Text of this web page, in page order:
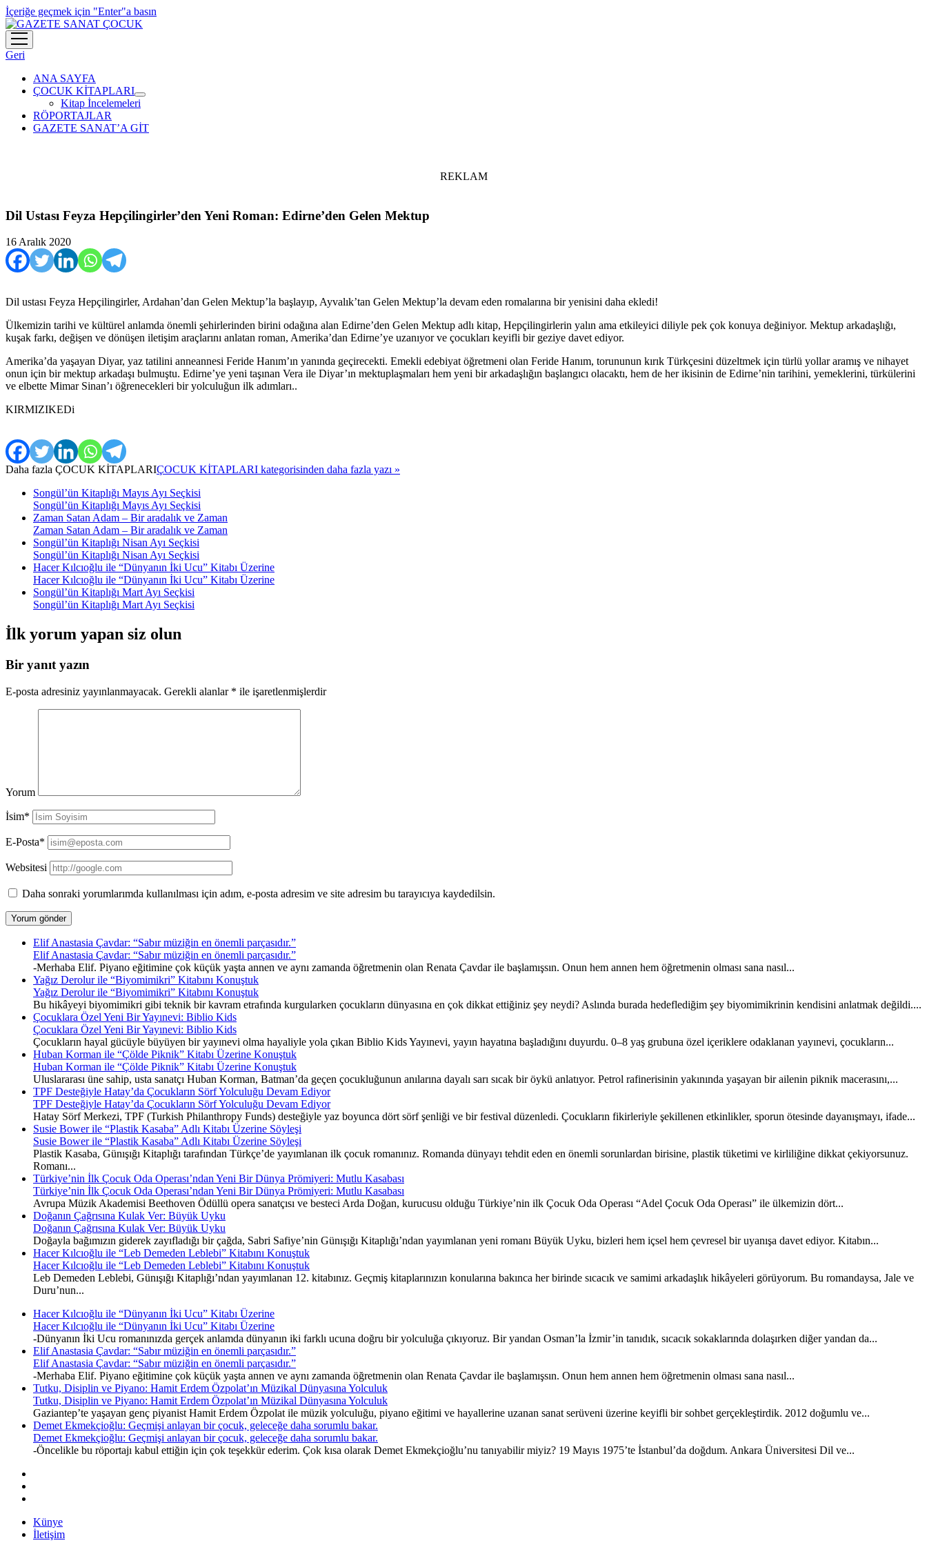
İçeriğe geçmek için "Enter"a basın
menüyü
aç
Geri
ANA SAYFA
ÇOCUK KİTAPLARI
menüyü
aç
Kitap İncelemeleri
RÖPORTAJLAR
GAZETE SANAT’A GİT
REKLAM
Dil Ustası Feyza Hepçilingirler’den Yeni Roman: Edirne’den Gelen Mektup
16 Aralık 2020
Dil ustası Feyza Hepçilingirler, Ardahan’dan Gelen Mektup’la başlayıp, Ayvalık’tan Gelen Mektup’la devam eden romalarına bir yenisini daha ekledi!
Ülkemizin tarihi ve kültürel anlamda önemli şehirlerinden birini odağına alan Edirne’den Gelen Mektup adlı kitap, Hepçilingirlerin yalın ama etkileyici diliyle pek çok konuya değiniyor. Mektup arkadaşlığı,
kuşak farkı, değişen ve dönüşen iletişim araçlarını anlatan roman, Amerika’dan Edirne’ye uzanıyor ve çocukları keyifli bir geziye davet ediyor.
Amerika’da yaşayan Diyar, yaz tatilini anneannesi Feride Hanım’ın yanında geçirecekti. Emekli edebiyat öğretmeni olan Feride Hanım, torununun kırık Türkçesini düzeltmek için türlü yollar aramış ve nihayet
onun için bir mektup arkadaşı bulmuştu. Edirne’ye yeni taşınan Vera ile Diyar’ın mektuplaşmaları hem yeni bir arkadaşlığın başlangıcı olacaktı, hem de her ikisinin de Edirne’nin tarihini, yemeklerini, türkülerini
ve elbette Mimar Sinan’ı öğrenecekleri bir yolculuğun ilk adımları..
KIRMIZIKEDi
Daha fazla ÇOCUK KİTAPLARIÇOCUK KİTAPLARI kategorisinden daha fazla yazı »
Songül’ün Kitaplığı Mayıs Ayı Seçkisi
Songül’ün Kitaplığı Mayıs Ayı Seçkisi
Zaman Satan Adam – Bir aradalık ve Zaman
Zaman Satan Adam – Bir aradalık ve Zaman
Songül’ün Kitaplığı Nisan Ayı Seçkisi
Songül’ün Kitaplığı Nisan Ayı Seçkisi
Hacer Kılcıoğlu ile “Dünyanın İki Ucu” Kitabı Üzerine
Hacer Kılcıoğlu ile “Dünyanın İki Ucu” Kitabı Üzerine
Songül’ün Kitaplığı Mart Ayı Seçkisi
Songül’ün Kitaplığı Mart Ayı Seçkisi
İlk yorum yapan siz olun
Bir yanıt yazın
E-posta adresiniz yayınlanmayacak. Gerekli alanlar * ile işaretlenmişlerdir
Yorum
İsim*
E-Posta*
Websitesi
Daha sonraki yorumlarımda kullanılması için adım, e-posta adresim ve site adresim bu tarayıcıya kaydedilsin.
Elif Anastasia Çavdar: “Sabır müziğin en önemli parçasıdır.”
Elif Anastasia Çavdar: “Sabır müziğin en önemli parçasıdır.”
-Merhaba Elif. Piyano eğitimine çok küçük yaşta annen ve aynı zamanda öğretmenin olan Renata Çavdar ile başlamışsın. Onun hem annen hem öğretmenin olması sana nasıl...
Yağız Derolur ile “Biyomimikri” Kitabını Konuştuk
Yağız Derolur ile “Biyomimikri” Kitabını Konuştuk
Bu hikâyeyi biyomimikri gibi teknik bir kavram etrafında kurgularken çocukların dünyasına en çok dikkat ettiğiniz şey neydi? Aslında burada hedeflediğim şey biyomimikrinin kendisini anlatmak değildi....
Çocuklara Özel Yeni Bir Yayınevi: Biblio Kids
Çocuklara Özel Yeni Bir Yayınevi: Biblio Kids
Çocukların hayal gücüyle büyüyen bir yayınevi olma hayaliyle yola çıkan Biblio Kids Yayınevi, yayın hayatına başladığını duyurdu. 0–8 yaş grubuna özel içeriklere odaklanan yayınevi, çocukların...
Huban Korman ile “Çölde Piknik” Kitabı Üzerine Konuştuk
Huban Korman ile “Çölde Piknik” Kitabı Üzerine Konuştuk
Uluslararası üne sahip, usta sanatçı Huban Korman, Batman’da geçen çocukluğunun anılarına dayalı sarı sıcak bir öykü anlatıyor. Petrol rafinerisinin yakınında yaşayan bir ailenin piknik macerasını,...
TPF Desteğiyle Hatay’da Çocukların Sörf Yolculuğu Devam Ediyor
TPF Desteğiyle Hatay’da Çocukların Sörf Yolculuğu Devam Ediyor
Hatay Sörf Merkezi, TPF (Turkish Philanthropy Funds) desteğiyle yaz boyunca dört sörf şenliği ve bir festival düzenledi. Çocukların fikirleriyle şekillenen etkinlikler, sporun ötesinde dayanışmayı, ifade...
Susie Bower ile “Plastik Kasaba” Adlı Kitabı Üzerine Söyleşi
Susie Bower ile “Plastik Kasaba” Adlı Kitabı Üzerine Söyleşi
Plastik Kasaba, Günışığı Kitaplığı tarafından Türkçe’de yayımlanan ilk çocuk romanınız. Romanda dünyayı tehdit eden en önemli sorunlardan birisine, plastik tüketimi ve kirliliğine dikkat çekiyorsunuz.
Romanı...
Türkiye’nin İlk Çocuk Oda Operası’ndan Yeni Bir Dünya Prömiyeri: Mutlu Kasabası
Türkiye’nin İlk Çocuk Oda Operası’ndan Yeni Bir Dünya Prömiyeri: Mutlu Kasabası
Avrupa Müzik Akademisi Beethoven Ödüllü opera sanatçısı ve besteci Arda Doğan, kurucusu olduğu Türkiye’nin ilk Çocuk Oda Operası “Adel Çocuk Oda Operası” ile ülkemizin dört...
Doğanın Çağrısına Kulak Ver: Büyük Uyku
Doğanın Çağrısına Kulak Ver: Büyük Uyku
Doğayla bağımızın giderek zayıfladığı bir çağda, Sabri Safiye’nin Günışığı Kitaplığı’ndan yayımlanan yeni romanı Büyük Uyku, bizleri hem içsel hem çevresel bir uyanışa davet ediyor. Kitabın...
Hacer Kılcıoğlu ile “Leb Demeden Leblebi” Kitabını Konuştuk
Hacer Kılcıoğlu ile “Leb Demeden Leblebi” Kitabını Konuştuk
Leb Demeden Leblebi, Günışığı Kitaplığı’ndan yayımlanan 12. kitabınız. Geçmiş kitaplarınızın konularına bakınca her birinde sıcacık ve samimi arkadaşlık hikâyeleri görüyorum. Bu romandaysa, Jale ve
Duru’nun...
Hacer Kılcıoğlu ile “Dünyanın İki Ucu” Kitabı Üzerine
Hacer Kılcıoğlu ile “Dünyanın İki Ucu” Kitabı Üzerine
-Dünyanın İki Ucu romanınızda gerçek anlamda dünyanın iki farklı ucuna doğru bir yolculuğa çıkıyoruz. Bir yandan Osman’la İzmir’in tanıdık, sıcacık sokaklarında dolaşırken diğer yandan da...
Elif Anastasia Çavdar: “Sabır müziğin en önemli parçasıdır.”
Elif Anastasia Çavdar: “Sabır müziğin en önemli parçasıdır.”
-Merhaba Elif. Piyano eğitimine çok küçük yaşta annen ve aynı zamanda öğretmenin olan Renata Çavdar ile başlamışsın. Onun hem annen hem öğretmenin olması sana nasıl...
Tutku, Disiplin ve Piyano: Hamit Erdem Özpolat’ın Müzikal Dünyasına Yolculuk
Tutku, Disiplin ve Piyano: Hamit Erdem Özpolat’ın Müzikal Dünyasına Yolculuk
Gaziantep’te yaşayan genç piyanist Hamit Erdem Özpolat ile müzik yolculuğu, piyano eğitimi ve hayallerine uzanan sanat serüveni üzerine keyifli bir sohbet gerçekleştirdik. 2012 doğumlu ve...
Demet Ekmekçioğlu: Geçmişi anlayan bir çocuk, geleceğe daha sorumlu bakar.
Demet Ekmekçioğlu: Geçmişi anlayan bir çocuk, geleceğe daha sorumlu bakar.
-Öncelikle bu röportajı kabul ettiğin için çok teşekkür ederim. Çok kısa olarak Demet Ekmekçioğlu’nu tanıyabilir miyiz? 19 Mayıs 1975’te İstanbul’da doğdum. Ankara Üniversitesi Dil ve...
Künye
İletişim